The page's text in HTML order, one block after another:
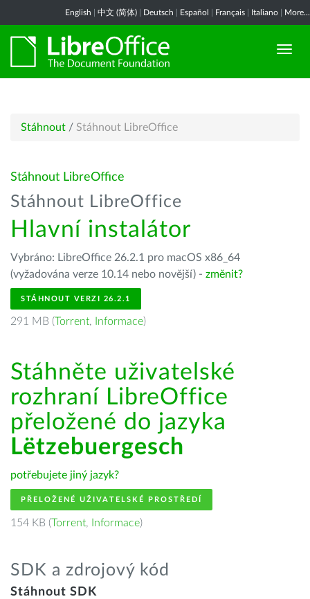
English 中文 (简体) Deutsch Español Français Italiano More...
Stáhnout / Stáhnout LibreOffice
Stáhnout LibreOffice
Stáhnout LibreOffice
Hlavní instalátor
Vybráno: LibreOffice 26.2.1 pro macOS x86_64
(vyžadována verze 10.14 nebo novější) - změnit?
STÁHNOUT VERZI 26.2.1
291 MB (Torrent, Informace)
Stáhněte uživatelské
rozhraní LibreOffice
přeložené do jazyka
Lëtzebuergesch
potřebujete jiný jazyk?
PŘELOŽENÉ UŽIVATELSKÉ PROSTŘEDÍ
154 KB (Torrent, Informace)
SDK a zdrojový kód
Stáhnout SDK